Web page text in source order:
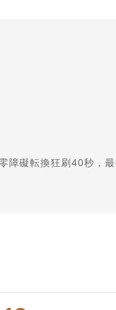
礙転換狂刷40秒，最